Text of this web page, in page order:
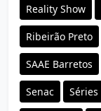
Reality Show
Ribeirão Preto
SAAE Barretos
Senac Séries